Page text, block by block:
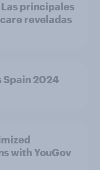
principales
reveladas
Spain 2024
with YouGov